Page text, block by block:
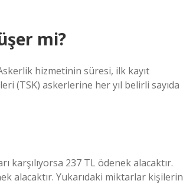
mi?
hizmetinin süresi, ilk kayıt
(TSK) askerlerine her yıl belirli sayıda
karşılıyorsa 237 TL ödenek alacaktır.
alacaktır. Yukarıdaki miktarlar kişilerin